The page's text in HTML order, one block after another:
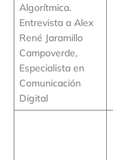
Algorítmica.
Entrevista a Alex
René Jaramillo
Campoverde,
Especialista en
Comunicación
Digital